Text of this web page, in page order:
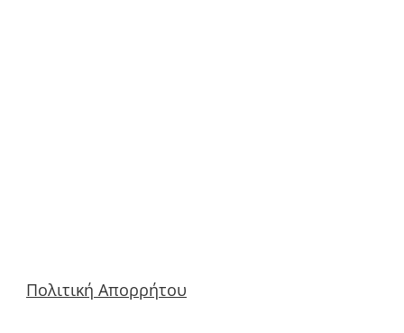
Πολιτική Απορρήτου